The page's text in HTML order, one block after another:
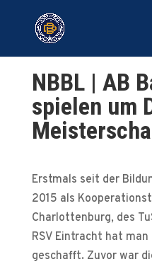
NBBL | AB
spielen um
Erstmals seit der
2015 als
Charlottenburg, des
RSV Eintracht hat man
geschafft. Zuvor war